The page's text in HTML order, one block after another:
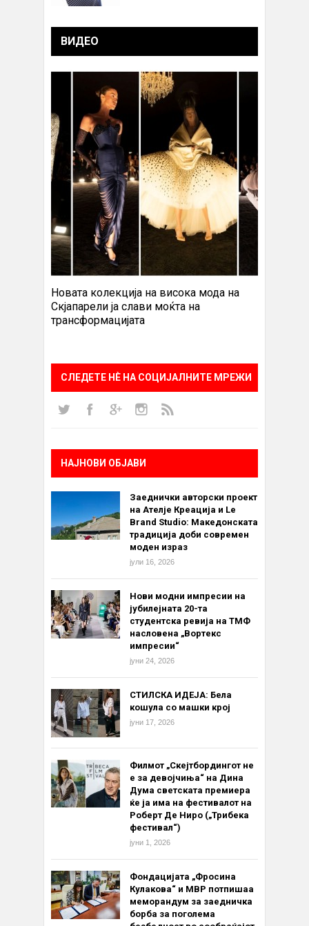
ВИДЕО
Новата колекција на висока мода на
Скјапарели ја слави моќта на
трансформацијата
СЛЕДЕТЕ НÈ НА СОЦИЈАЛНИТЕ МРЕЖИ
НАЈНОВИ ОБЈАВИ
Заеднички авторски проект
на Ателје Креација и Le
Brand Studio: Македонската
традиција доби современ
моден израз
јули 16, 2026
Нови модни импресии на
јубилејната 20-та
студентска ревија на ТМФ
насловена „Вортекс
импресии“
јуни 24, 2026
СТИЛСКА ИДЕЈА: Бела
кошула со машки крој
јуни 17, 2026
Филмот „Скејтбордингот не
е за девојчиња“ на Дина
Дума светската премиера
ќе ја има на фестивалот на
Роберт Де Ниро („Трибека
фестивал“)
јуни 1, 2026
Фондацијата „Фросина
Кулакова“ и МВР потпишаа
меморандум за заедничка
борба за поголема